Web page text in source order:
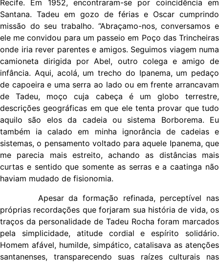
Recife. Em 1952, encontraram-se por coincidência em
Santana. Tadeu em gozo de férias e Oscar cumprindo
missão do seu trabalho. “Abraçamo-nos, conversamos e
ele me convidou para um passeio em Poço das Trincheiras
onde iria rever parentes e amigos. Seguimos viagem numa
camioneta dirigida por Abel, outro colega e amigo de
infância. Aqui, acolá, um trecho do Ipanema, um pedaço
de capoeira e uma serra ao lado ou em frente arrancavam
de Tadeu, moço cuja cabeça é um globo terrestre,
descrições geográficas em que ele tenta provar que tudo
aquilo são elos da cadeia ou sistema Borborema. Eu
também ia calado em minha ignorância de cadeias e
sistemas, o pensamento voltado para aquele Ipanema, que
me parecia mais estreito, achando as distâncias mais
curtas e sentido que somente as serras e a caatinga não
haviam mudado de fisionomia.
Apesar da formação refinada, perceptível nas
próprias recordações que forjaram sua história de vida, os
traços da personalidade de Tadeu Rocha foram marcados
pela simplicidade, atitude cordial e espírito solidário.
Homem afável, humilde, simpático, catalisava as atenções
santanenses, transparecendo suas raízes culturais nas